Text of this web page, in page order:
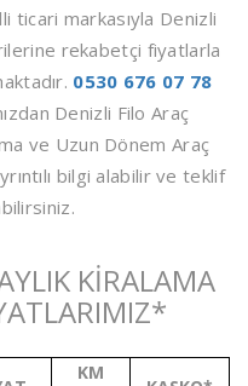
ticari markasıyla Denizli
rekabetçi fiyatlarla
0530 676 07 78
Denizli Filo Araç
ve Uzun Dönem Araç
bilgi alabilir ve teklif
KİRALAMA
KM